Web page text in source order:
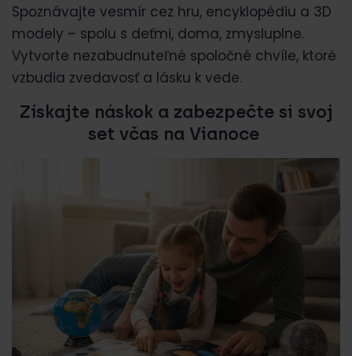
Spoznávajte vesmír cez hru, encyklopédiu a 3D
modely – spolu s deťmi, doma, zmysluplne.
Vytvorte nezabudnuteľné spoločné chvíle, ktoré
vzbudia zvedavosť a lásku k vede.
Získajte náskok a zabezpečte si svoj
set včas na Vianoce